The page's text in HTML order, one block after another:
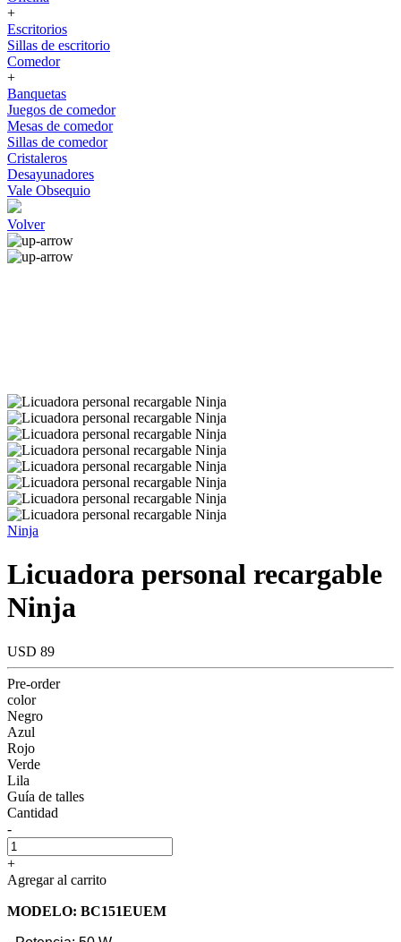
+
Escritorios
Sillas de escritorio
Comedor
+
Banquetas
Juegos de comedor
Mesas de comedor
Sillas de comedor
Cristaleros
Desayunadores
Vale Obsequio
Volver
Ninja
Licuadora personal recargable
Ninja
USD 89
Pre-order
color
Negro
Azul
Rojo
Verde
Lila
Guía de talles
Cantidad
-
+
Agregar al carrito
MODELO: BC151EUEM